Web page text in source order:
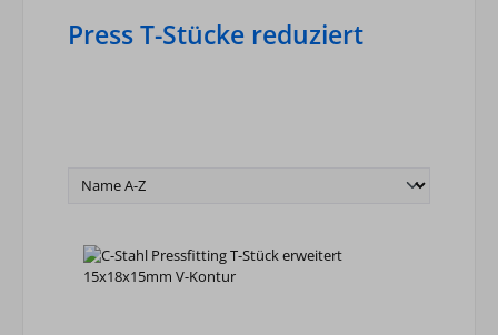
Press T-Stücke reduziert